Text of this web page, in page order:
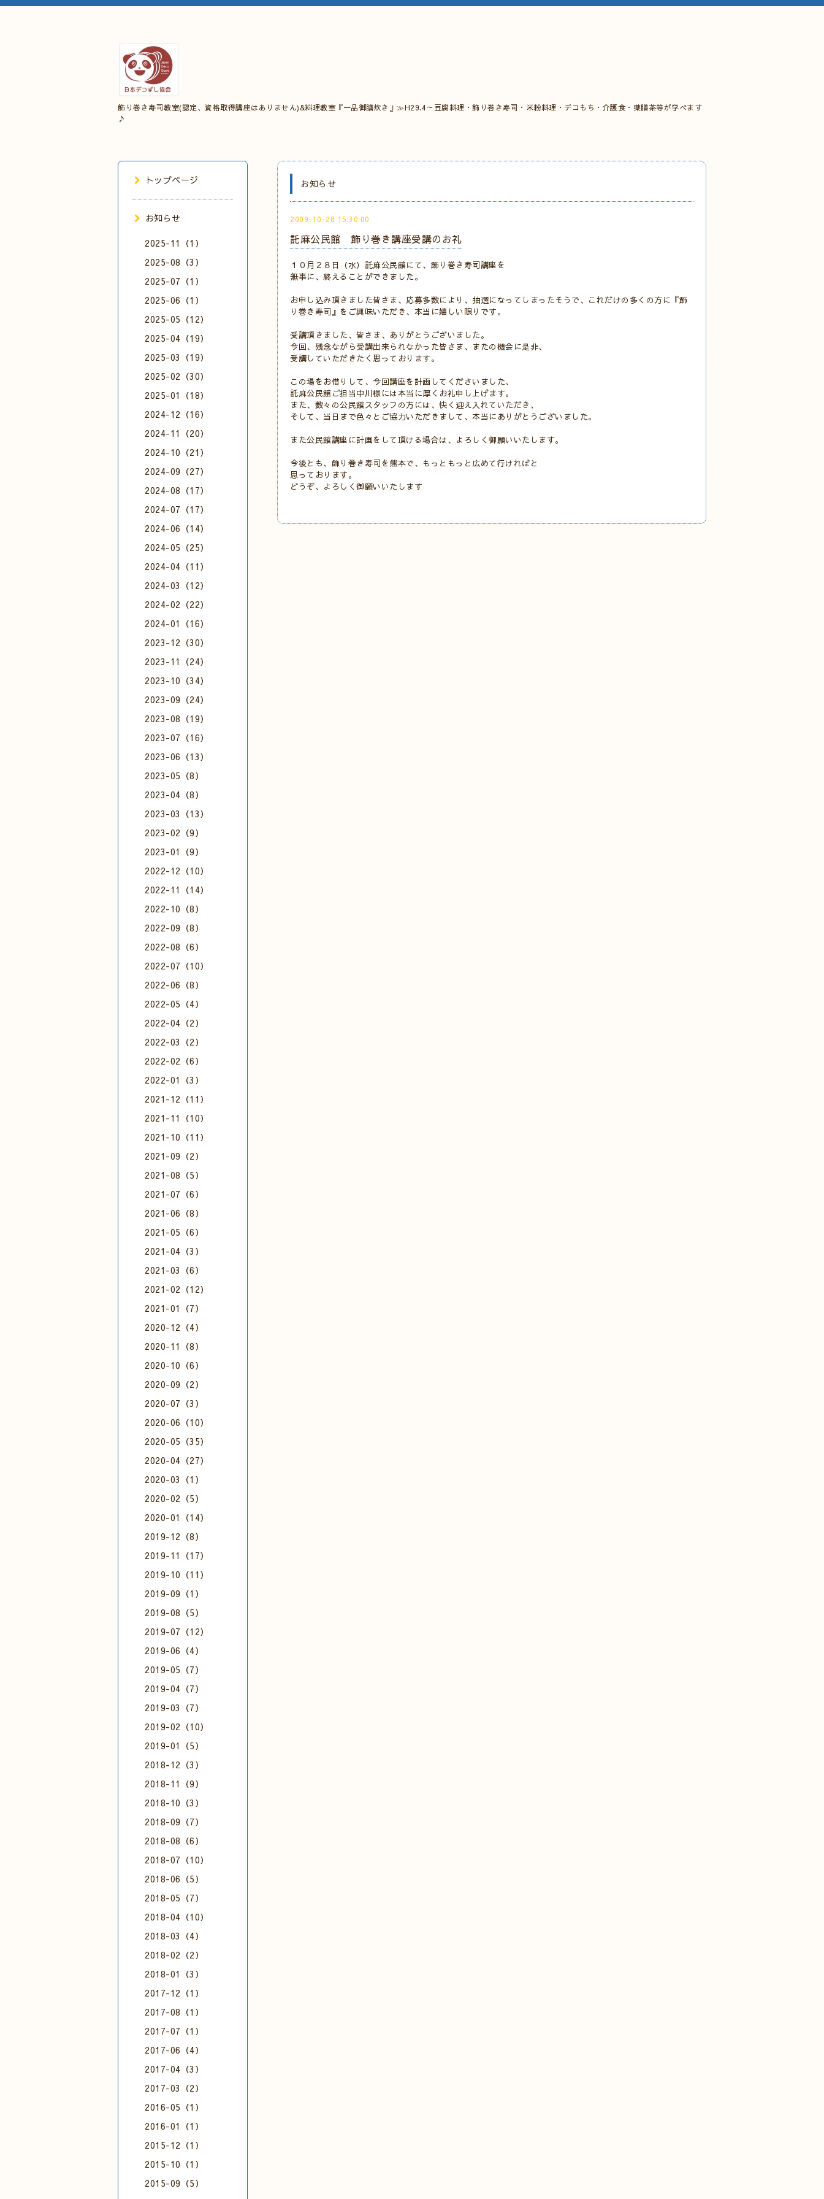
飾り巻き寿司教室(認定、資格取得講座はありません)&料理教室『一品御膳炊き』≫H29.4～豆腐料理・飾り巻き寿司・米粉料理・デコもち・介護食・薬膳茶等が学べます
♪
お知らせ
2009-10-28 15:30:00
託麻公民館 飾り巻き講座受講のお礼
１０月２８日（水）託麻公民館にて、飾り巻き寿司講座を
無事に、終えることができました。
お申し込み頂きました皆さま、応募多数により、抽選になってしまったそうで、これだけの多くの方に『飾
り巻き寿司』をご興味いただき、本当に嬉しい限りです。
受講頂きました、皆さま、ありがとうございました。
今回、残念ながら受講出来られなかった皆さま、またの機会に是非、
受講していただきたく思っております。
この場をお借りして、今回講座を計画してくださいました、
託麻公民館ご担当中川様には本当に厚くお礼申し上げます。
また、数々の公民館スタッフの方には、快く迎え入れていただき、
そして、当日まで色々とご協力いただきまして、本当にありがとうございました。
また公民館講座に計画をして頂ける場合は、よろしく御願いいたします。
今後とも、飾り巻き寿司を熊本で、もっともっと広めて行ければと
思っております。
どうぞ、よろしく御願いいたします
トップページ
お知らせ
2025-11（1）
2025-08（3）
2025-07（1）
2025-06（1）
2025-05（12）
2025-04（19）
2025-03（19）
2025-02（30）
2025-01（18）
2024-12（16）
2024-11（20）
2024-10（21）
2024-09（27）
2024-08（17）
2024-07（17）
2024-06（14）
2024-05（25）
2024-04（11）
2024-03（12）
2024-02（22）
2024-01（16）
2023-12（30）
2023-11（24）
2023-10（34）
2023-09（24）
2023-08（19）
2023-07（16）
2023-06（13）
2023-05（8）
2023-04（8）
2023-03（13）
2023-02（9）
2023-01（9）
2022-12（10）
2022-11（14）
2022-10（8）
2022-09（8）
2022-08（6）
2022-07（10）
2022-06（8）
2022-05（4）
2022-04（2）
2022-03（2）
2022-02（6）
2022-01（3）
2021-12（11）
2021-11（10）
2021-10（11）
2021-09（2）
2021-08（5）
2021-07（6）
2021-06（8）
2021-05（6）
2021-04（3）
2021-03（6）
2021-02（12）
2021-01（7）
2020-12（4）
2020-11（8）
2020-10（6）
2020-09（2）
2020-07（3）
2020-06（10）
2020-05（35）
2020-04（27）
2020-03（1）
2020-02（5）
2020-01（14）
2019-12（8）
2019-11（17）
2019-10（11）
2019-09（1）
2019-08（5）
2019-07（12）
2019-06（4）
2019-05（7）
2019-04（7）
2019-03（7）
2019-02（10）
2019-01（5）
2018-12（3）
2018-11（9）
2018-10（3）
2018-09（7）
2018-08（6）
2018-07（10）
2018-06（5）
2018-05（7）
2018-04（10）
2018-03（4）
2018-02（2）
2018-01（3）
2017-12（1）
2017-08（1）
2017-07（1）
2017-06（4）
2017-04（3）
2017-03（2）
2016-05（1）
2016-01（1）
2015-12（1）
2015-10（1）
2015-09（5）